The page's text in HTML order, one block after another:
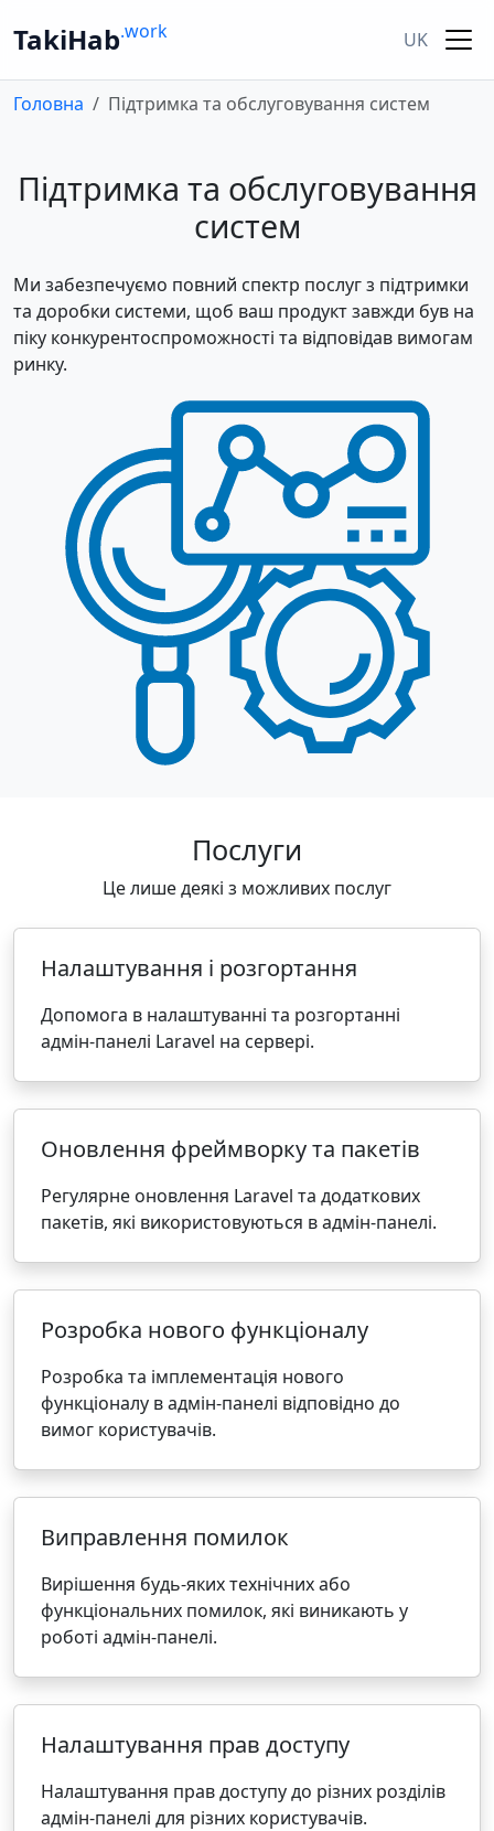
TakiHab.work UK
Головна Підтримка та обслуговування систем
Підтримка та обслуговування
систем
Ми забезпечуємо повний спектр послуг з підтримки
та доробки системи, щоб ваш продукт завжди був на
піку конкурентоспроможності та відповідав вимогам
ринку.
Послуги
Це лише деякі з можливих послуг
Налаштування і розгортання
Допомога в налаштуванні та розгортанні
адмін-панелі Laravel на сервері.
Оновлення фреймворку та пакетів
Регулярне оновлення Laravel та додаткових
пакетів, які використовуються в адмін-панелі.
Розробка нового функціоналу
Розробка та імплементація нового
функціоналу в адмін-панелі відповідно до
вимог користувачів.
Виправлення помилок
Вирішення будь-яких технічних або
функціональних помилок, які виникають у
роботі адмін-панелі.
Налаштування прав доступу
Налаштування прав доступу до різних розділів
адмін-панелі для різних користувачів.